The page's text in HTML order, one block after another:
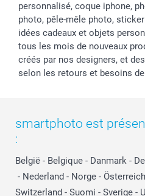
personnalisé, coque iphone,
photo, pêle-mêle photo,
idées cadeaux et objets
tous les mois de nouveaux
créés par nos designers, et
selon les retours et besoins
smartphoto est
:
België - Belgique - Danmark -
- Nederland - Norge - Österreich
Switzerland - Suomi - Sverige -